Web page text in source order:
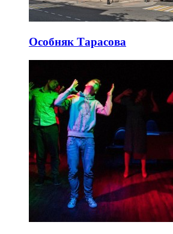
Особняк Тарасова